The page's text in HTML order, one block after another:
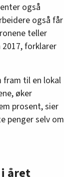
også
også får
teller
forklarer
fram til en lokal
øker
prosent, sier
penger selv om
året